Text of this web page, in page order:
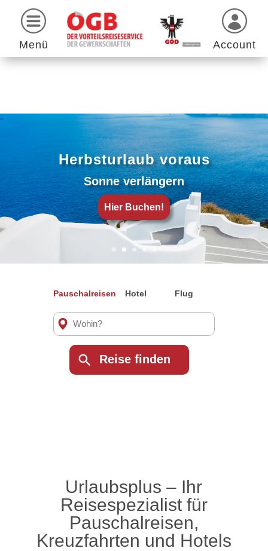
Menü Account
Herbsturlaub voraus
Sonne verlängern
Hier Buchen!
Pauschalreisen Hotel Flug
Urlaubsplus – Ihr
Reisespezialist für
Pauschalreisen,
Kreuzfahrten und Hotels